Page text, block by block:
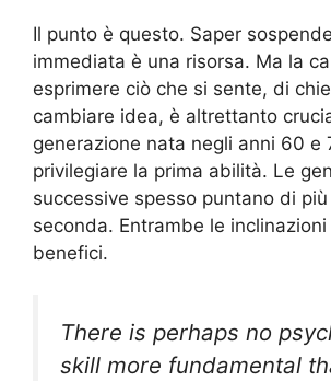
Il punto è questo. Saper
immediata è una risorsa. Ma la
esprimere ciò che si sente, di
cambiare idea, è altrettanto
generazione nata negli anni 60 e
privilegiare la prima abilità. Le
successive spesso puntano di
seconda. Entrambe le
benefici.
There is perhaps no
skill more fundamental